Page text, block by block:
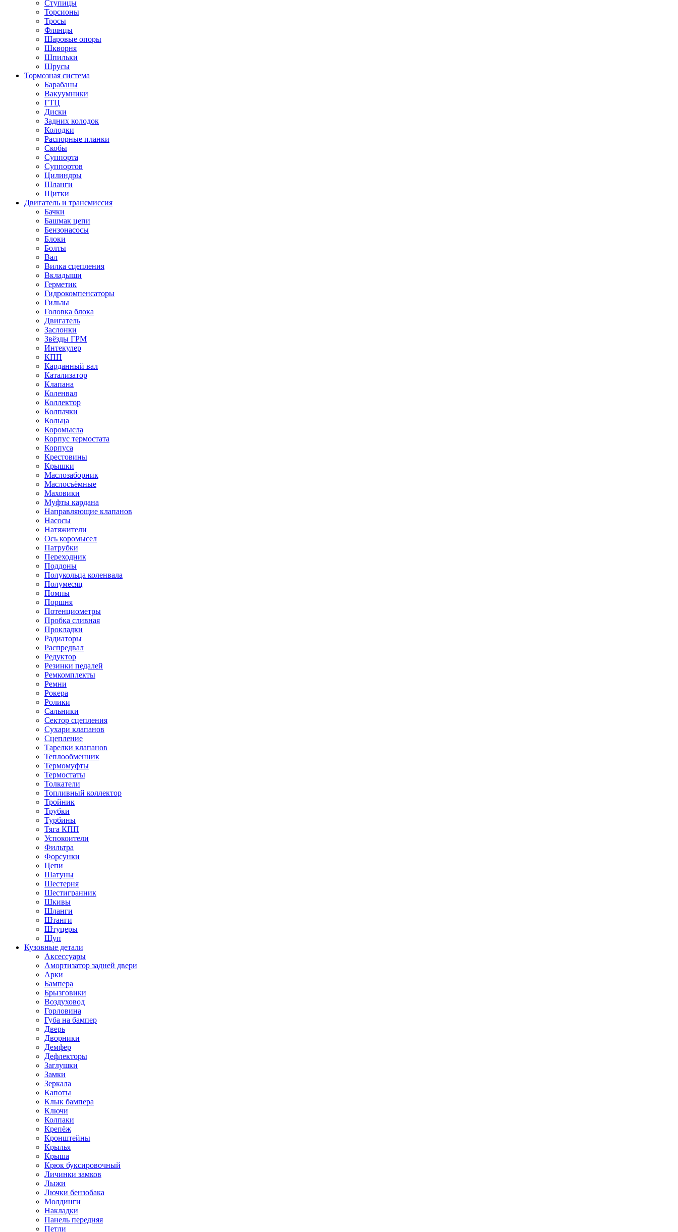
Ступицы
Торсионы
Тросы
Флянцы
Шаровые опоры
Шкворня
Шпильки
Шрусы
Тормозная система
Барабаны
Вакуумники
ГТЦ
Диски
Задних колодок
Колодки
Распорные планки
Скобы
Суппорта
Суппортов
Цилиндры
Шланги
Щитки
Двигатель и трансмиссия
Бачки
Башмак цепи
Бензонасосы
Блоки
Болты
Вал
Вилка сцепления
Вкладыши
Герметик
Гидрокомпенсаторы
Гильзы
Головка блока
Двигатель
Заслонки
Звёзды ГРМ
Интекулер
КПП
Карданный вал
Катализатор
Клапана
Коленвал
Коллектор
Колпачки
Кольца
Коромысла
Корпус термостата
Корпуса
Крестовины
Крышки
Маслозаборник
Маслосъёмные
Маховики
Муфты кардана
Направляющие клапанов
Насосы
Натяжители
Ось коромысел
Патрубки
Переходник
Поддоны
Полукольца коленвала
Полумесяц
Помпы
Поршня
Потенциометры
Пробка сливная
Прокладки
Радиаторы
Распредвал
Редуктор
Резинки педалей
Ремкомплекты
Ремни
Рокера
Ролики
Сальники
Сектор сцепления
Сухари клапанов
Сцепление
Тарелки клапанов
Теплообменник
Термомуфты
Термостаты
Толкатели
Топливный коллектор
Тройник
Трубки
Турбины
Тяга КПП
Успокоители
Фильтра
Форсунки
Цепи
Шатуны
Шестерня
Шестигранник
Шкивы
Шланги
Штанги
Штуцеры
Щуп
Кузовные детали
Аксессуары
Амортизатор задней двери
Арки
Бампера
Брызговики
Воздуховод
Горловина
Губа на бампер
Дверь
Дворники
Демфер
Дефлекторы
Заглушки
Замки
Зеркала
Капоты
Клык бампера
Ключи
Колпаки
Крепёж
Кронштейны
Крылья
Крыша
Крюк буксировочный
Личинки замков
Лыжи
Лючки бензобака
Молдинги
Накладки
Панель передняя
Петли